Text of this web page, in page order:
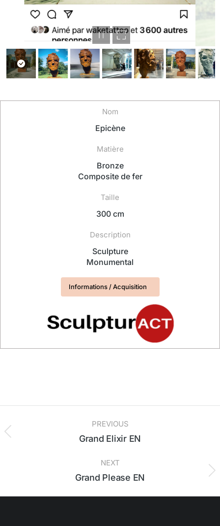
Nom
Epicène
Matière
Bronze
Composite de fer
Taille
300 cm
Description
Sculpture
Monumental
Informations / Acquisition
PREVIOUS
Grand Elixir EN
NEXT
Grand Please EN